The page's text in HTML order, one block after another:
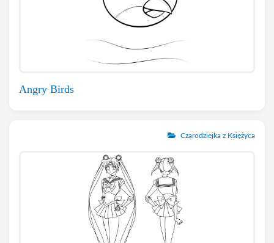
Angry Birds
Czarodziejka z Księżyca